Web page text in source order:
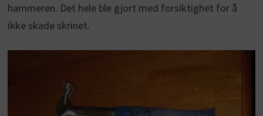
hammeren. Det hele ble gjort med forsiktighet for å
ikke skade skrinet.